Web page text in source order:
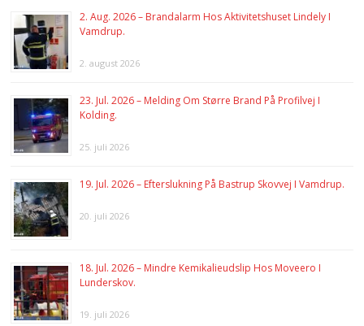
2. Aug. 2026 – Brandalarm Hos Aktivitetshuset Lindely I
Vamdrup.
2. august 2026
23. Jul. 2026 – Melding Om Større Brand På Profilvej I
Kolding.
25. juli 2026
19. Jul. 2026 – Efterslukning På Bastrup Skovvej I Vamdrup.
20. juli 2026
18. Jul. 2026 – Mindre Kemikalieudslip Hos Moveero I
Lunderskov.
19. juli 2026